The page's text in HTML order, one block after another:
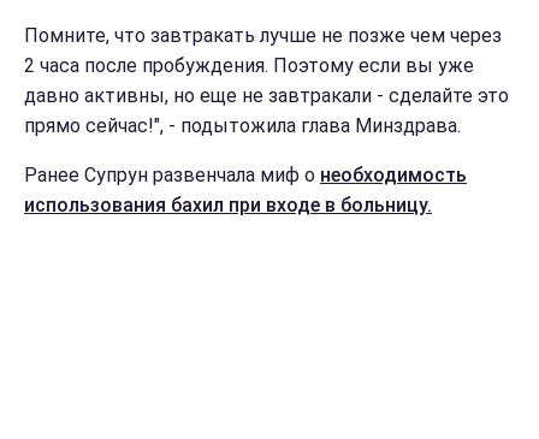
Помните, что завтракать лучше не позже чем через
2 часа после пробуждения. Поэтому если вы уже
давно активны, но еще не завтракали - сделайте это
прямо сейчас!", - подытожила глава Минздрава.
Ранее Супрун развенчала миф о необходимость
использования бахил при входе в больницу.